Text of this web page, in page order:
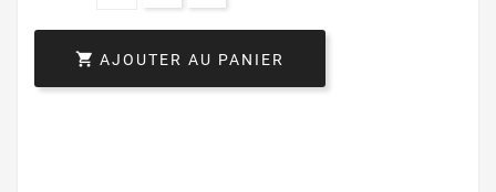
 AJOUTER AU PANIER